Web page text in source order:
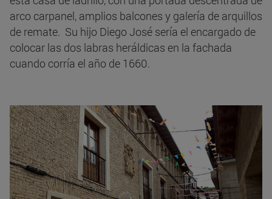
arco carpanel, amplios balcones y galería de arquillos
de remate. Su hijo Diego José sería el encargado de
colocar las dos labras heráldicas en la fachada
cuando corría el año de 1660.